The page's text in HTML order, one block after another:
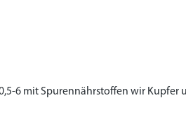
6 mit Spurennährstoffen wir